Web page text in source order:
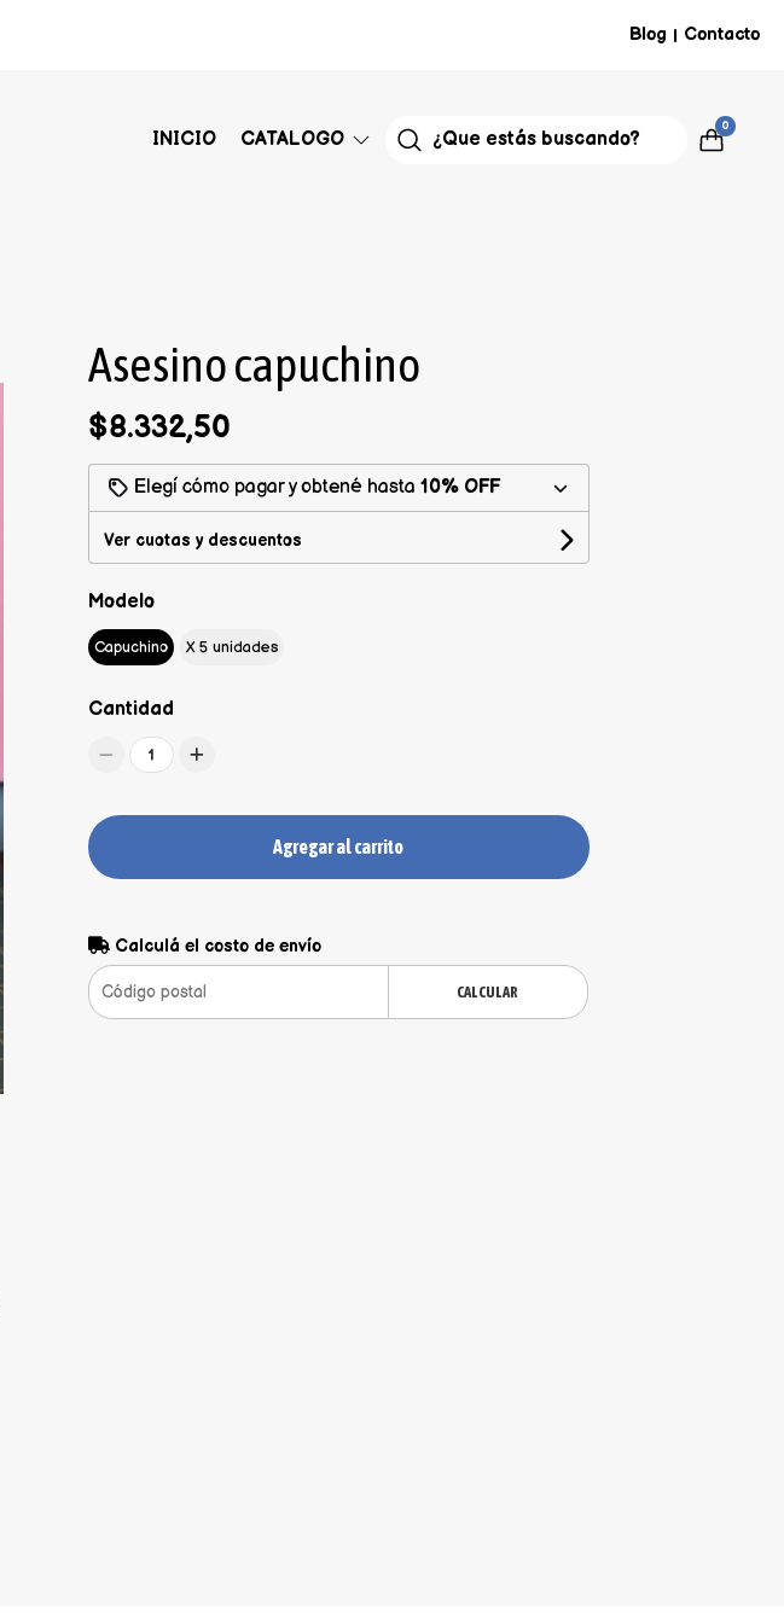
Blog | Contacto
INICIO CATALOGO
0
Asesino capuchino
$8.332,50
Elegí cómo pagar y obtené hasta 10% OFF
Ver cuotas y descuentos
Modelo
Capuchino X 5 unidades
Cantidad
1
Agregar al carrito
Calculá el costo de envío
CALCULAR